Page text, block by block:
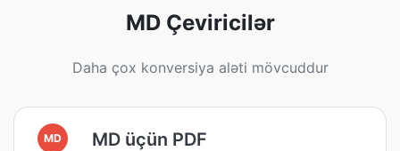
MD Çeviricilər
Daha çox konversiya aləti mövcuddur
MD MD üçün PDF